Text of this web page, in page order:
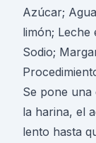
Azúcar;
limón; Leche
Sodio;
Se pone una
la harina, el
lento hasta